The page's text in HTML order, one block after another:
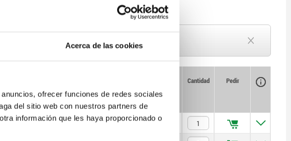
Acerca de las cookies
ofrecer funciones de redes sociales
del sitio web con nuestros partners de
información que les haya proporcionado o
18
Actualmente agotado
R F máx.
kN
Precio
Cantidad Pedir
10,5 10 30 4,5 $981.86